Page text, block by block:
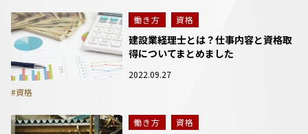
働き方 資格
建設業経理士とは？仕事内容と資格取
得についてまとめました
2022.09.27
#資格
働き方 資格